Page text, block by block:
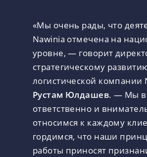
«Мы очень рады, что
Nawinia отмечена на
уровне, — говорит
стратегическому
логистической компании
Рустам Юлдашев. — Мы
ответственно и
относимся к каждому
гордимся, что наши
работы приносят